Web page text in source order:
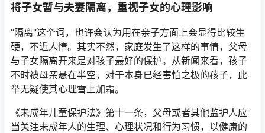
将子女暂与夫妻隔离，重视子女的心理影响
“隔离”这个词，也许会认为用在亲子方面上会显得比较生
硬，不近人情。其实不然，家庭发生了这样的事情，父母
与子女隔离开来是对孩子最好的保护。从新闻来看，孩子
不时被母亲悬在半空，对于本身已经害怕之极的孩子，此
举无疑使其心理雪上加霜。
《未成年儿童保护法》第十一条，父母或者其他监护人应
当关注未成年人的生理、心理状况和行为习惯，以健康的